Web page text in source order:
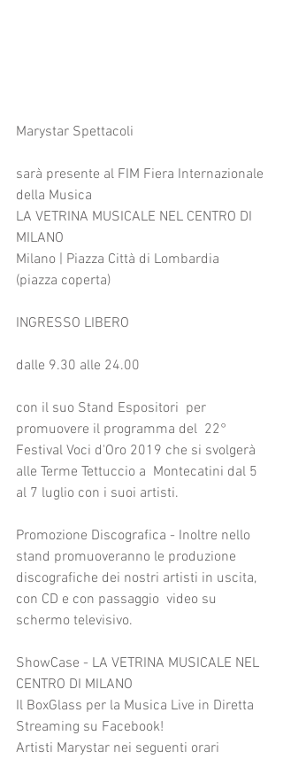
Marystar Spettacoli
sarà presente al FIM Fiera Internazionale
della Musica
LA VETRINA MUSICALE NEL CENTRO DI
MILANO
Milano | Piazza Città di Lombardia
(piazza coperta)
INGRESSO LIBERO
dalle 9.30 alle 24.00
con il suo Stand Espositori  per
promuovere il programma del  22°
Festival Voci d'Oro 2019 che si svolgerà
alle Terme Tettuccio a  Montecatini dal 5
al 7 luglio con i suoi artisti.
Promozione Discografica - Inoltre nello
stand promuoveranno le produzione
discografiche dei nostri artisti in uscita,
con CD e con passaggio  video su
schermo televisivo.
ShowCase - LA VETRINA MUSICALE NEL
CENTRO DI MILANO
Il BoxGlass per la Musica Live in Diretta
Streaming su Facebook!
Artisti Marystar nei seguenti orari